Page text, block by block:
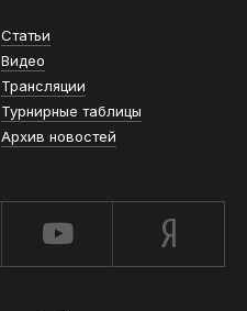
Статьи
Видео
Трансляции
Турнирные таблицы
Архив новостей